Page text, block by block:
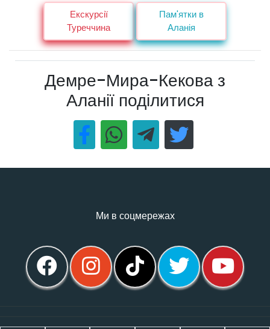
Екскурсії
Туреччина
Пам'ятки в
Аланія
Демре-Мира-Кекова з
Аланії поділитися
Ми в соцмережах